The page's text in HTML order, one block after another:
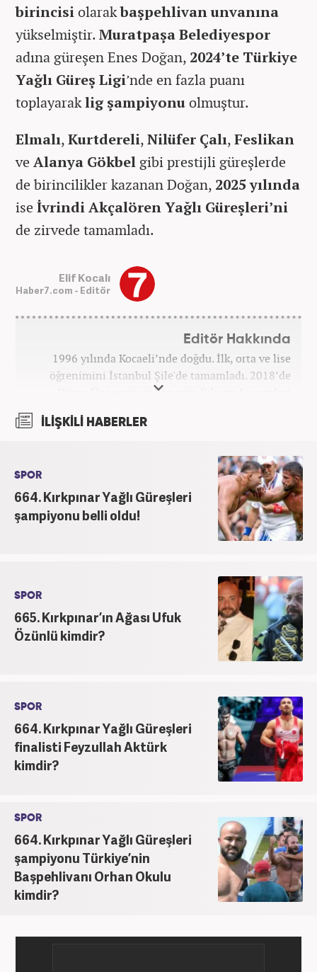
birincisiolarakbaşpehlivan unvanına
yükselmiştir.Muratpaşa Belediyespor
adına güreşen Enes Doğan, 2024’te Türkiye
Yağlı Güreş Ligi’nde en fazla puanı
toplayaraklig şampiyonuolmuştur.
Elmalı,Kurtdereli,Nilüfer Çalı,Feslikan
ve Alanya Gökbel gibi prestijli güreşlerde
de birincilikler kazanan Doğan, 2025 yılında
ise İvrindi Akçalören Yağlı Güreşleri’ni
de zirvede tamamladı.
Elif Kocalı
Haber7.com - Editör
Editör Hakkında
1996 yılında Kocaeli’nde doğdu. İlk, orta ve lise
öğrenimini İstanbul Şile'de tamamladı. 2018’de
Düzce Üniversitesi Yönetim Bilişim Sistemleri
bağlı Haber7.com bünyesinde ‘SEO Editörü’
İLİŞKİLİ HABERLER
SPOR
664. Kırkpınar Yağlı Güreşleri
şampiyonu belli oldu!
SPOR
665. Kırkpınar’ın Ağası Ufuk
Özünlü kimdir?
SPOR
664. Kırkpınar Yağlı Güreşleri
finalisti Feyzullah Aktürk
kimdir?
SPOR
664. Kırkpınar Yağlı Güreşleri
şampiyonu Türkiye’nin
Başpehlivanı Orhan Okulu
kimdir?